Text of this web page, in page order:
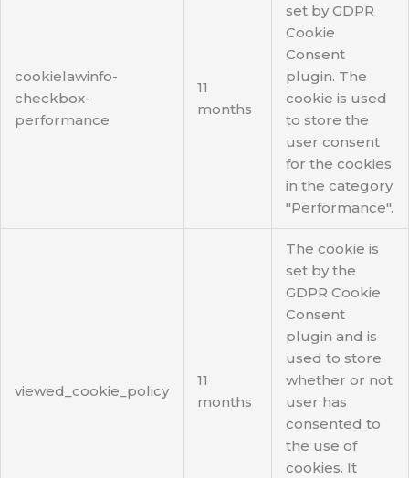
cookielawinfo-
checkbox-
performance
11
months
set by GDPR
Cookie
Consent
plugin. The
cookie is used
to store the
user consent
for the cookies
in the category
"Performance".
viewed_cookie_policy
11
months
The cookie is
set by the
GDPR Cookie
Consent
plugin and is
used to store
whether or not
user has
consented to
the use of
cookies. It